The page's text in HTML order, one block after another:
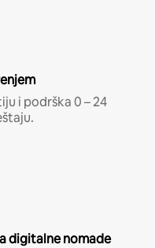
i podrška 0 – 24
digitalne nomade